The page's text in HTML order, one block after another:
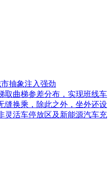
抽象注入强劲
取曲梯参差分布，实现班线车
缝换乘，除此之外，坐外还设
灵活车停放区及新能源汽车充